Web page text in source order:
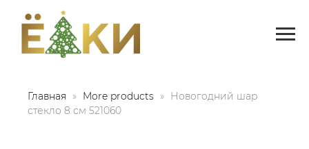
Главная More products
Новогодний шар
стекло 8 см 521060